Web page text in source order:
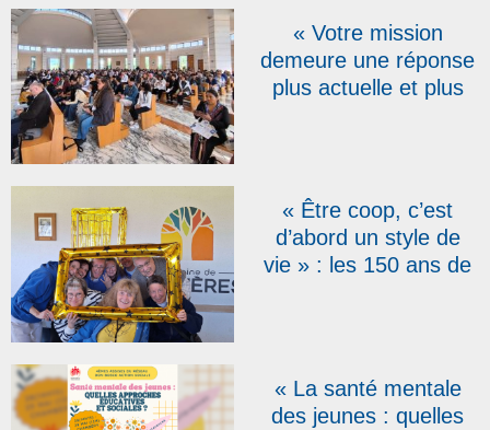
« Votre mission
demeure une réponse
plus actuelle et plus
Coopérateurs réunis à
Rome
« Être coop, c’est
d’abord un style de
vie » : les 150 ans de
Coopérateurs fêtés en
Belgique
« La santé mentale
des jeunes : quelles